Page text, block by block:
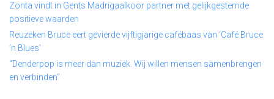
Zonta vindt in Gents Madrigaalkoor partner met gelijkgestemde
positieve waarden
Reuzeken Bruce eert gevierde vijftigjarige cafébaas van ‘Café Bruce
’n Blues’
“Denderpop is meer dan muziek. Wij willen mensen samenbrengen
en verbinden”